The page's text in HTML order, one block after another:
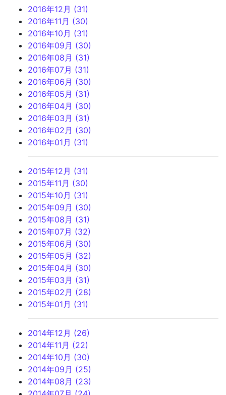
2016年12月 (31)
2016年11月 (30)
2016年10月 (31)
2016年09月 (30)
2016年08月 (31)
2016年07月 (31)
2016年06月 (30)
2016年05月 (31)
2016年04月 (30)
2016年03月 (31)
2016年02月 (30)
2016年01月 (31)
2015年12月 (31)
2015年11月 (30)
2015年10月 (31)
2015年09月 (30)
2015年08月 (31)
2015年07月 (32)
2015年06月 (30)
2015年05月 (32)
2015年04月 (30)
2015年03月 (31)
2015年02月 (28)
2015年01月 (31)
2014年12月 (26)
2014年11月 (22)
2014年10月 (30)
2014年09月 (25)
2014年08月 (23)